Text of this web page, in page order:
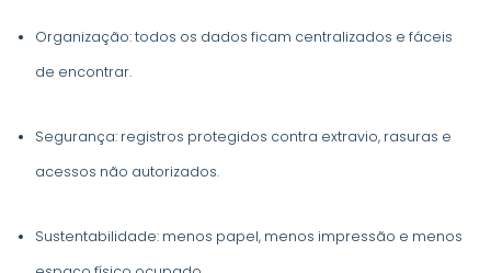
Organização: todos os dados ficam centralizados e fáceis
de encontrar.
Segurança: registros protegidos contra extravio, rasuras e
acessos não autorizados.
Sustentabilidade: menos papel, menos impressão e menos